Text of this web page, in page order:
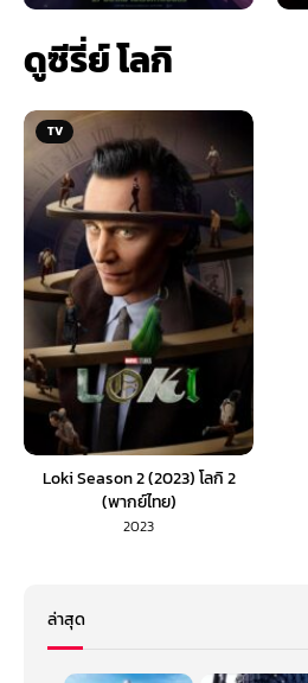
ดูซีรี่ย์ โลกิ
TV
Loki Season 2 (2023) โลกิ 2
(พากย์ไทย)
2023
ล่าสุด